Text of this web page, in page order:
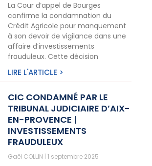
La Cour d’appel de Bourges
confirme la condamnation du
Crédit Agricole pour manquement
à son devoir de vigilance dans une
affaire d’investissements
frauduleux. Cette décision
LIRE L'ARTICLE >
CIC CONDAMNÉ PAR LE
TRIBUNAL JUDICIAIRE D’AIX-
EN-PROVENCE |
INVESTISSEMENTS
FRAUDULEUX
Gaël COLLIN 1 septembre 2025